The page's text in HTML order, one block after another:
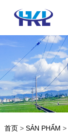
首页> SẢN PHẨM >